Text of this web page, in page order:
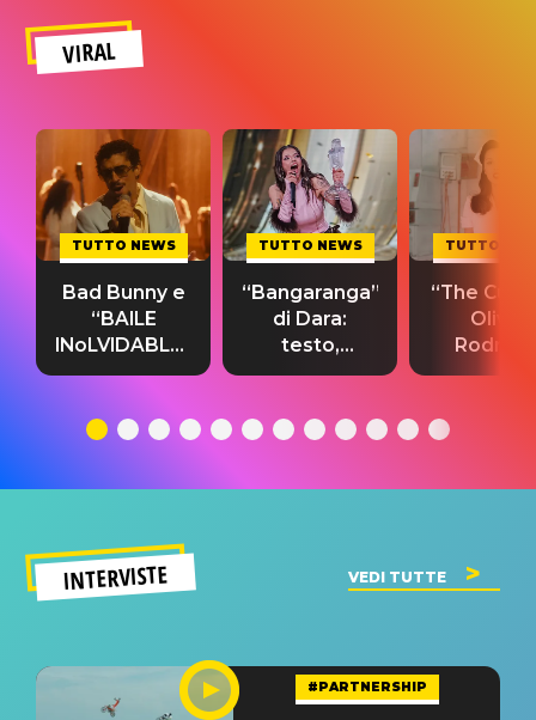
VIRAL
TUTTO NEWS
Bad Bunny e
“BAILE
INoLVIDABLE”:
testo,
significato
TUTTO NEWS
“Bangaranga”
di Dara:
testo,
traduzione e
del singolo
TUTTO
“The
Olivia
testo,
INTERVISTE VEDI TUTTE
#PARTNERSHIP